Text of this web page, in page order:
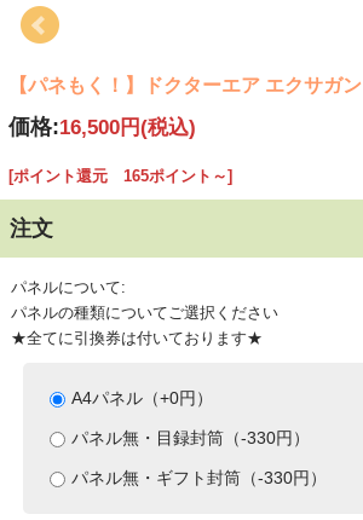
【パネもく！】ドクターエア エクサガン
価格:16,500円(税込)
[ポイント還元 165ポイント～]
注文
パネルについて:
パネルの種類についてご選択ください
★全てに引換券は付いております★
A4パネル（+0円）
パネル無・目録封筒（-330円）
パネル無・ギフト封筒（-330円）